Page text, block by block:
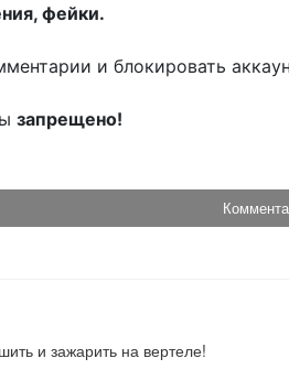
фейки.
и блокировать
запрещено!
и зажарить на вертеле!